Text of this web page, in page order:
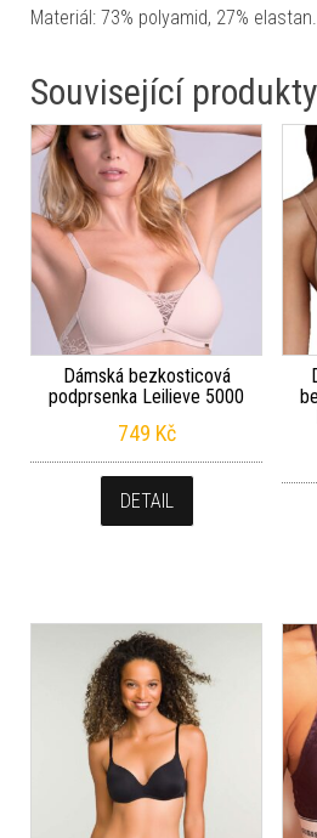
Materiál: 73% polyamid, 27% elastan.
Související produkty
Dámská bezkosticová
podprsenka Leilieve 5000
749 Kč
DETAIL